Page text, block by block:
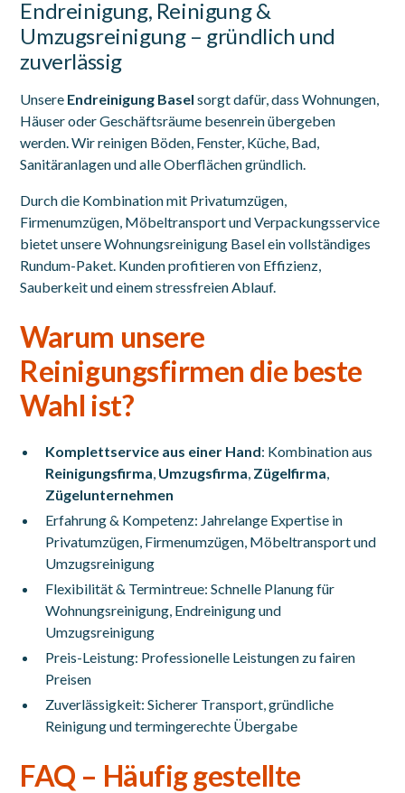
Endreinigung, Reinigung &
Umzugsreinigung – gründlich und
zuverlässig
Unsere Endreinigung Basel sorgt dafür, dass Wohnungen,
Häuser oder Geschäftsräume besenrein übergeben
werden. Wir reinigen Böden, Fenster, Küche, Bad,
Sanitäranlagen und alle Oberflächen gründlich.
Durch die Kombination mit Privatumzügen,
Firmenumzügen, Möbeltransport und Verpackungsservice
bietet unsere Wohnungsreinigung Basel ein vollständiges
Rundum-Paket. Kunden profitieren von Effizienz,
Sauberkeit und einem stressfreien Ablauf.
Warum unsere
Reinigungsfirmen die beste
Wahl ist?
Komplettservice aus einer Hand: Kombination aus
Reinigungsfirma Umzugsfirma Zügelfirma
Zügelunternehmen
Erfahrung & Kompetenz: Jahrelange Expertise in
Privatumzügen, Firmenumzügen, Möbeltransport und
Umzugsreinigung
Flexibilität & Termintreue: Schnelle Planung für
Wohnungsreinigung, Endreinigung und
Umzugsreinigung
Preis-Leistung: Professionelle Leistungen zu fairen
Preisen
Zuverlässigkeit: Sicherer Transport, gründliche
Reinigung und termingerechte Übergabe
FAQ – Häufig gestellte